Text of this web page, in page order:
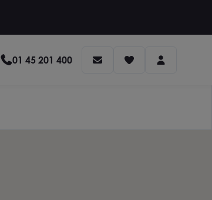
01 45 201 400